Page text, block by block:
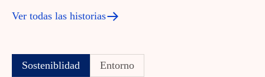
Ver todas las historias
Sosteniblidad Entorno